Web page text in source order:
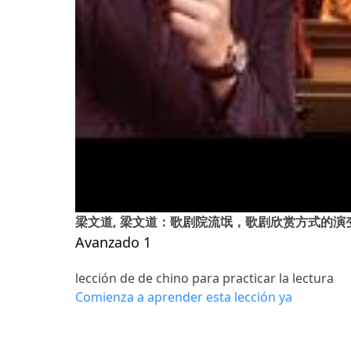
梁文道, 梁文道：歌剧院流氓，歌剧欣赏方式的演
Avanzado 1
lección de de chino para practicar la lectura
Comienza a aprender esta lección ya